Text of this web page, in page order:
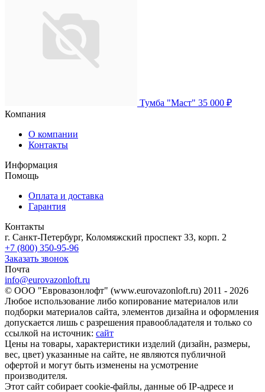
Тумба "Маст" 35 000 ₽
Компания
О компании
Контакты
Информация
Помощь
Оплата и доставка
Гарантия
Контакты
г. Санкт-Петербург, Коломяжский проспект 33, корп. 2
+7 (800) 350-95-96
Заказать звонок
Почта
info@eurovazonloft.ru
© ООО "Евровазонлофт" (www.eurovazonloft.ru) 2011 - 2026
Любое использование либо копирование материалов или
подборки материалов сайта, элементов дизайна и оформления
допускается лишь с разрешения правообладателя и только со
ссылкой на источник: сайт
Цены на товары, характеристики изделий (дизайн, размеры,
вес, цвет) указанные на сайте, не являются публичной
офертой и могут быть изменены на усмотрение
производителя.
Этот сайт собирает cookie-файлы, данные об IP-адресе и